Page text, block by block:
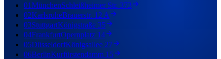
01MünchenSchleißheimer Str. 373
02KarlsruheBrauerstr. 12 A
03StuttgartKönigstraße 35
04FrankfurtOpernplatz 14
05DüsseldorfKönigsallee 27
06BerlinKurfürstendamm 15